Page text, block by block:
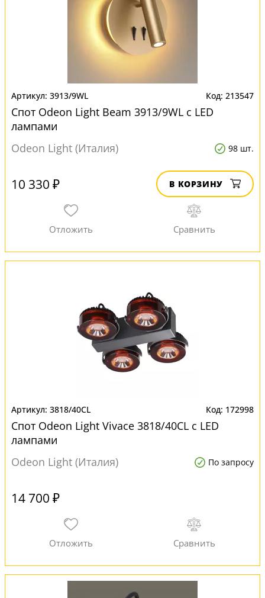
3913/9WL 213547
Спот Odeon Light Beam 3913/9WL с LED
лампами
Odeon Light (Италия)
98 шт.
10 330 ₽ В КОРЗИНУ
3818/40CL 172998
Спот Odeon Light Vivace 3818/40CL с LED
лампами
Odeon Light (Италия)
По запросу
14 700 ₽